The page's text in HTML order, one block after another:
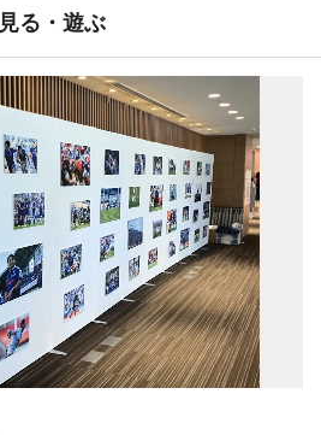
見る・遊ぶ